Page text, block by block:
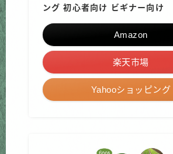
ング 初心者向け ビギナー向け
Amazon
楽天市場
Yahooショッピング